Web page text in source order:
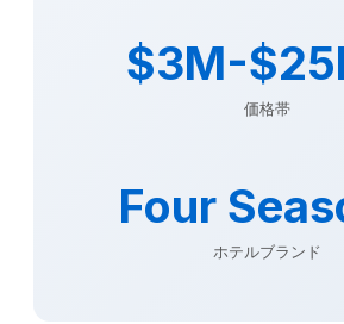
$3M-
価格帯
Four
ホテルブランド